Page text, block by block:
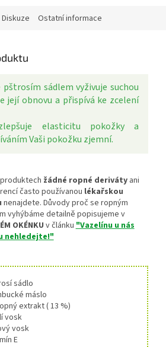
Diskuze Ostatní informace
sádlem vyživuje suchou
její obnovu a přispívá ke zcelení
elasticitu pokožky a
Vaši pokožku zjemní.
žádné ropné derivátyani
často používanou lékařskou
nenajdete. Důvody proč se ropným
vyhýbáme detailně popisujeme v
OKÉNKU v článku"Vazelínu u nás
nehledejte!"
sádlo
máslo
extrakt ( 13 %)
vosk
vosk
E